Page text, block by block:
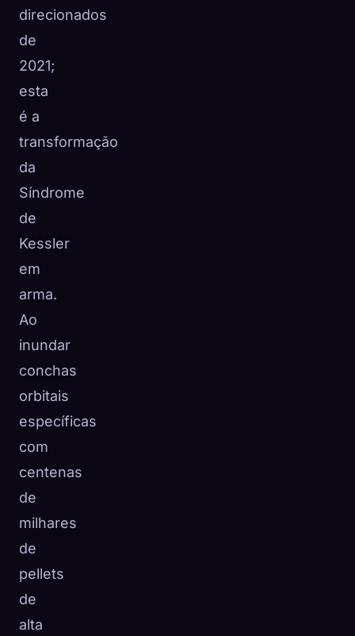
direcionados
de
2021;
esta
é a
transformação
da
Síndrome
de
Kessler
em
arma.
Ao
inundar
conchas
orbitais
específicas
com
centenas
de
milhares
de
pellets
de
alta